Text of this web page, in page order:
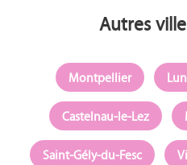
Autres
Montpellier
Castelnau-le-Lez
Saint-Gély-du-Fesc